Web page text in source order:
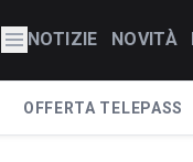
NOTIZIE NOVITÀ
OFFERTA TELEPASS